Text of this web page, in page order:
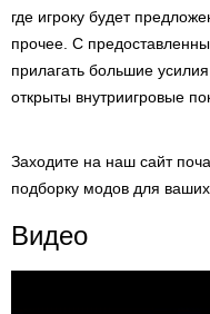
где игроку будет
прочее. С
прилагать большие
открыты внутриигровые
Заходите на наш сайт
подборку модов для
Видео